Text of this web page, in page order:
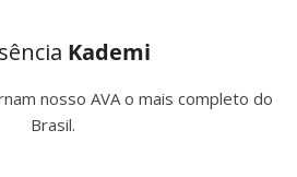
Kademi
nosso AVA o mais completo do
Brasil.